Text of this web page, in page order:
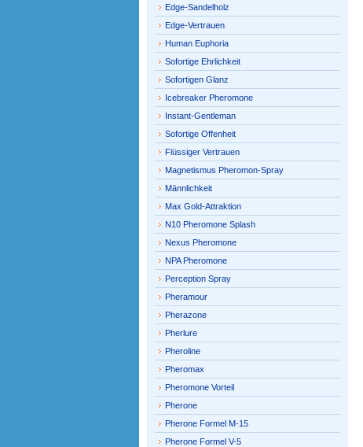
Edge-Sandelholz
Edge-Vertrauen
Human Euphoria
Sofortige Ehrlichkeit
Sofortigen Glanz
Icebreaker Pheromone
Instant-Gentleman
Sofortige Offenheit
Flüssiger Vertrauen
Magnetismus Pheromon-Spray
Männlichkeit
Max Gold-Attraktion
N10 Pheromone Splash
Nexus Pheromone
NPA Pheromone
Perception Spray
Pheramour
Pherazone
Pherlure
Pheroline
Pheromax
Pheromone Vorteil
Pherone
Pherone Formel M-15
Pherone Formel V-5